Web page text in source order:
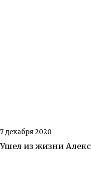
7 декабря 2020
Ушел из жизни